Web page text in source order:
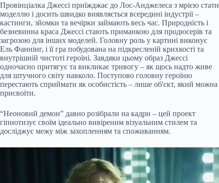
Провінціалка Джессі приїжджає до Лос-Анджелеса з мрією стати
моделлю і досить швидко виявляється всередині індустрії –
кастинги, зйомки та вечірки займають весь час. Природність і
безневинна краса Джессі стають приманкою для продюсерів та
загрозою для інших моделей. Головну роль у картині виконує
Ель Фаннінг, і її гра побудована на підкресленій крихкості та
внутрішній чистоті героїні. Завдяки цьому образ Джессі
одночасно притягує та викликає тривогу – як щось надто живе
для штучного світу навколо. Поступово головну героїню
перестають сприймати як особистість – лише об'єкт, який можна
присвоїти.
“Неоновий демон” давно розібрали на кадри – цей проект
гіпнотизує своїм ідеально вивіреним візуальним стилем та
досліджує межу між захопленням та споживанням.